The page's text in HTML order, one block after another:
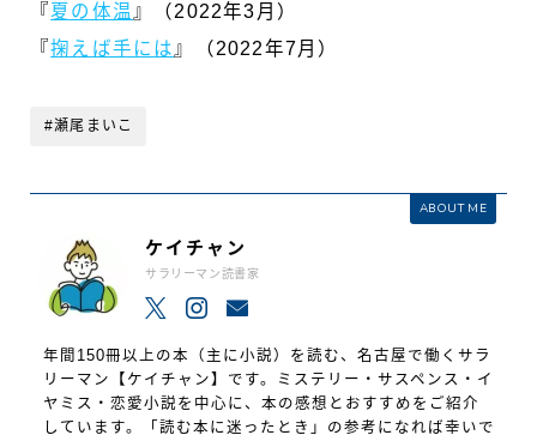
『夏の体温 』（2022年3月）
『掬えば手には 』（2022年7月）
#瀬尾まいこ
ABOUT ME
ケイチャン
サラリーマン読書家
年間150冊以上の本（主に小説）を読む、名古屋で働くサラ
リーマン【ケイチャン】です。ミステリー・サスペンス・イ
ヤミス・恋愛小説を中心に、本の感想とおすすめをご紹介
しています。「読む本に迷ったとき」の参考になれば幸いで